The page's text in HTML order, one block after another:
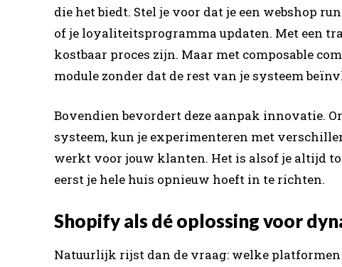
die het biedt. Stel je voor dat je een webshop
of je loyaliteitsprogramma updaten. Met een
kostbaar proces zijn. Maar met composable
module zonder dat de rest van je systeem
Bovendien bevordert deze aanpak innovatie.
systeem, kun je experimenteren met
werkt voor jouw klanten. Het is alsof je altijd
eerst je hele huis opnieuw hoeft in te richten.
Shopify als dé oplossing voor
Natuurlijk rijst dan de vraag: welke platformen